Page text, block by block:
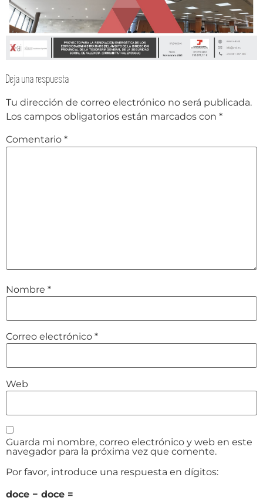
Deja una respuesta
Tu dirección de correo electrónico no será publicada.
Los campos obligatorios están marcados con *
Comentario *
Nombre *
Correo electrónico *
Web
Guarda mi nombre, correo electrónico y web en este
navegador para la próxima vez que comente.
Por favor, introduce una respuesta en dígitos:
doce − doce =